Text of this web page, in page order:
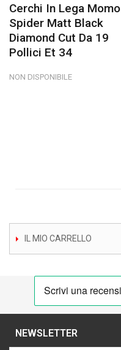
Cerchi In Lega Momo
Spider Matt Black
Diamond Cut Da 19
Pollici Et 34
NON DISPONIBILE
IL MIO CARRELLO
NEWSLETTER